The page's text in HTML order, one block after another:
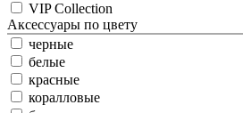
VIP Collection
Аксессуары по цвету
черные
белые
красные
коралловые